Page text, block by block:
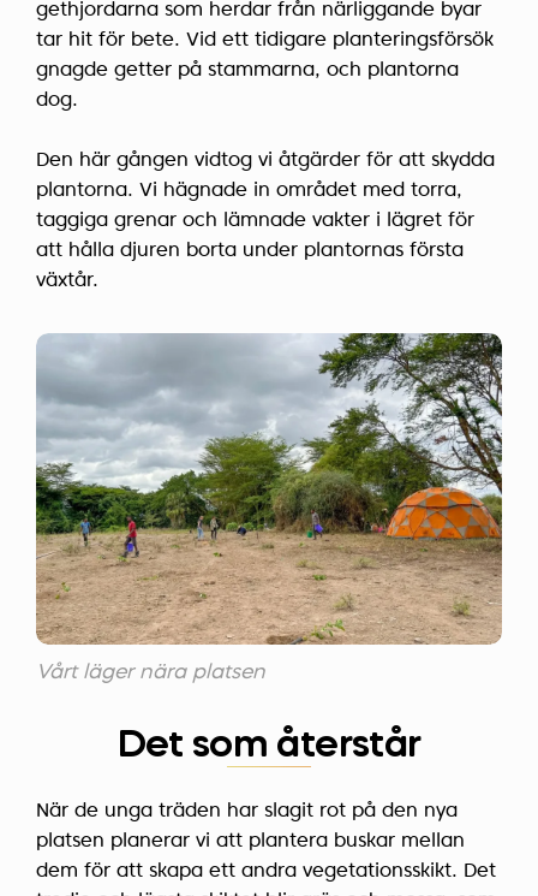
gethjordarna som herdar från närliggande byar
tar hit för bete. Vid ett tidigare planteringsförsök
gnagde getter på stammarna, och plantorna
dog.
Den här gången vidtog vi åtgärder för att skydda
plantorna. Vi hägnade in området med torra,
taggiga grenar och lämnade vakter i lägret för
att hålla djuren borta under plantornas första
växtår.
Vårt läger nära platsen
Det som återstår
När de unga träden har slagit rot på den nya
platsen planerar vi att plantera buskar mellan
dem för att skapa ett andra vegetationsskikt. Det